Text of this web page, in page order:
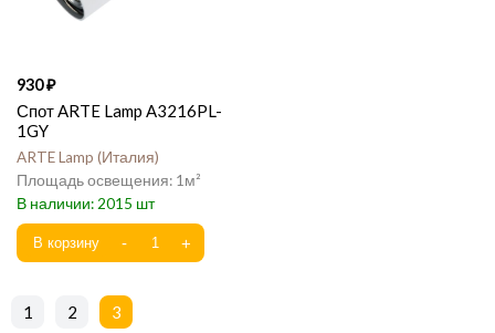
930
Спот ARTE Lamp A3216PL-
1GY
ARTE Lamp Италия
1
2015
1 2 3